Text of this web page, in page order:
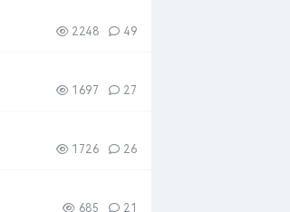
2248 49
1697 27
1726 26
685 21